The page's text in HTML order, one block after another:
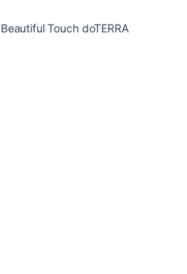
Beautiful Touch doTERRA